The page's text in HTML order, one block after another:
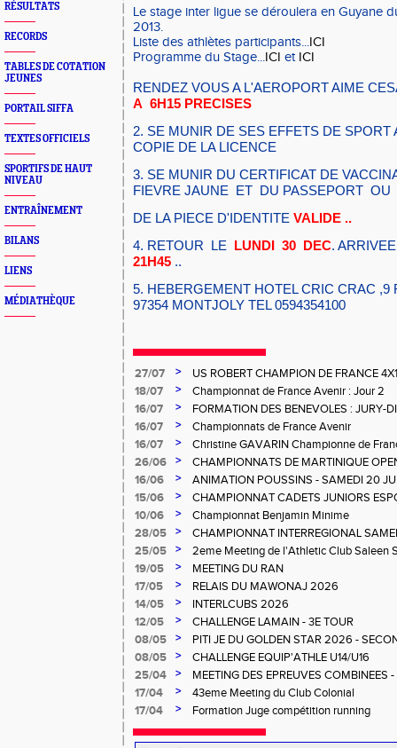
RÉSULTATS
RECORDS
TABLES DE COTATION
JEUNES
PORTAIL SIFFA
TEXTES OFFICIELS
SPORTIFS DE HAUT
NIVEAU
ENTRAÎNEMENT
BILANS
LIENS
MÉDIATHÈQUE
Le stage inter ligue se déroulera en Guyane
2013.
Liste des athlètes participants...ICI
Programme du Stage...ICI et ICI
RENDEZ VOUS A L'AEROPORT AIME
A 6H15 PRECISES
2. SE MUNIR DE SES EFFETS DE SPORT
COPIE DE LA LICENCE
3. SE MUNIR DU CERTIFICAT DE
FIEVRE JAUNE ET DU PASSEPORT OU
DE LA PIECE D'IDENTITE VALIDE ..
4. RETOUR LE LUNDI 30 DEC.
21H45 ..
5. HEBERGEMENT HOTEL CRIC CRAC
97354 MONTJOLY TEL 0594354100
27/07 >
US ROBERT CHAMPION DE FRANCE
18/07
>
Championnat de France Avenir : Jour 2
16/07
>
FORMATION DES BENEVOLES : JURY-
16/07
>
Championnats de France Avenir
16/07
>
Christine GAVARIN Championne de
26/06
>
CHAMPIONNATS DE MARTINIQUE
16/06
>
ANIMATION POUSSINS - SAMEDI 20
15/06
>
CHAMPIONNAT CADETS JUNIORS
10/06
>
Championnat Benjamin Minime
28/05
>
CHAMPIONNAT INTERREGIONAL
Gosier
25/05 >
2eme Meeting de l'Athletic Club Saleen
19/05
>
MEETING DU RAN
17/05
>
RELAIS DU MAWONAJ 2026
14/05
>
INTERLCUBS 2026
12/05
>
CHALLENGE LAMAIN - 3E TOUR
08/05
>
PITI JE DU GOLDEN STAR 2026 -
08/05
>
CHALLENGE EQUIP'ATHLE U14/U16
25/04
>
MEETING DES EPREUVES
Salée
17/04 >
43eme Meeting du Club Colonial
17/04
> Formation Juge compétition running